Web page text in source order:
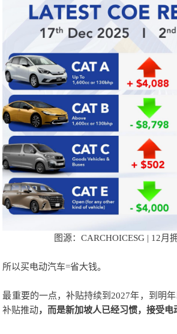
图源：CARCHOICESG | 12月
所以买电动汽车=省大钱。
最重要的一点，补贴持续到2027年， 到明
补贴推动， 而是新加坡人已经习惯，接受电